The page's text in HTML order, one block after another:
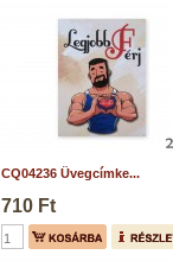
CQ04236 Üvegcímke...
710 Ft